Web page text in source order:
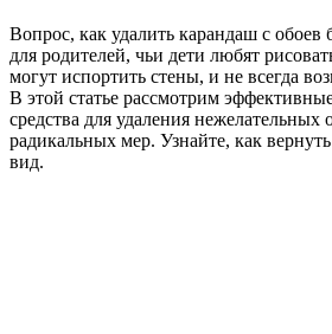
Вопрос, как удалить карандаш с обоев
для родителей, чьи дети любят
могут испортить стены, и не всегда
В этой статье рассмотрим
средства для удаления нежелательных
радикальных мер. Узнайте, как
вид.